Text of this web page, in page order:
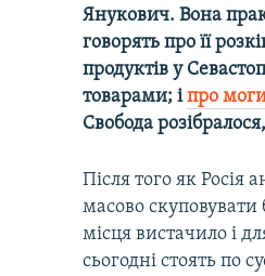
Янукович. Вона
говорять про її
продуктів у
товарами; іпро
Свобода
Після того як Росія
масово скуповувати
місця вистачило і
сьогодні стоять по